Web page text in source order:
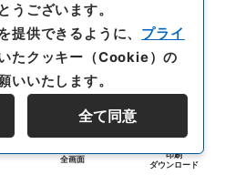
全画面
印刷
ダウンロード
うございます。
提供できるように、 プライ
たクッキー（Cookie）の
いいたします。
全て同意